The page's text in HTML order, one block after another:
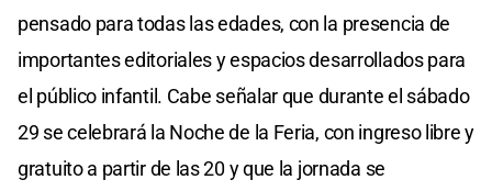
pensado para todas las edades, con la presencia de
importantes editoriales y espacios desarrollados para
el público infantil. Cabe señalar que durante el sábado
29 se celebrará la Noche de la Feria, con ingreso libre y
gratuito a partir de las 20 y que la jornada se